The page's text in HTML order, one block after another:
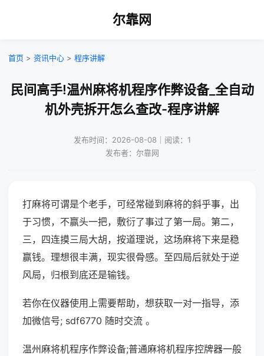
尔靠网
首页 > 资讯中心 > 程序讲解
民间高手!温州麻将机程序作弊设备_全自动
机外壳拆开怎么查改-程序讲解
发布时间：2026-08-08｜阅读：1
发布者：尔靠网
打麻将可谓是个老手，可经常碰到麻将的斜乎事，出
于习惯，不赢头一把，敷衍了事过了第一局。第二，
三，四连摸三局大胡，按道理说，这场麻将下来是稳
赢钱。理想很丰满，现实很骨感。至四局后就处于逆
风局，归根到底还是输钱。
若你在仪器使用上需要帮助，想获取一对一指导，添
加微信号; sdf6770 随时交流 。
温州麻将机程序作弊设备;普通麻将机程序控牌器一般